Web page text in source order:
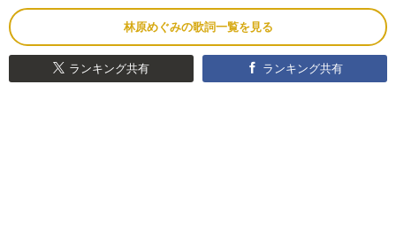
林原めぐみの歌詞一覧を見る
ランキング共有 ランキング共有